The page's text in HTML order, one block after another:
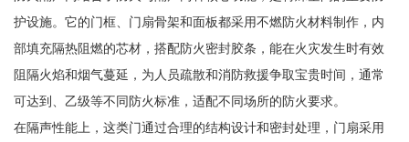
护设施。它的门框、门扇骨架和面板都采用不燃防火材料制作，内
部填充隔热阻燃的芯材，搭配防火密封胶条，能在火灾发生时有效
阻隔火焰和烟气蔓延，为人员疏散和消防救援争取宝贵时间，通常
可达到、乙级等不同防火标准，适配不同场所的防火要求。
在隔声性能上，这类门通过合理的结构设计和密封处理，门扇采用